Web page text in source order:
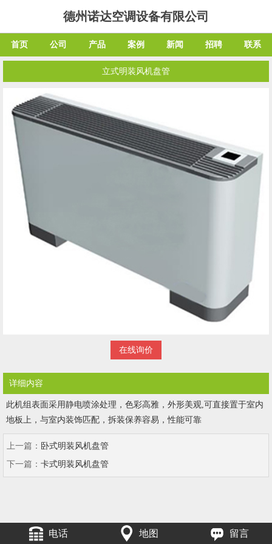
德州诺达空调设备有限公司
首页 公司 产品 案例 新闻 招聘 联系
立式明装风机盘管
在线询价
详细内容
此机组表面采用静电喷涂处理，色彩高雅，外形美观,可直接置于室内
地板上，与室内装饰匹配，拆装保养容易，性能可靠
上一篇： 卧式明装风机盘管
下一篇： 卡式明装风机盘管
电话 地图 留言